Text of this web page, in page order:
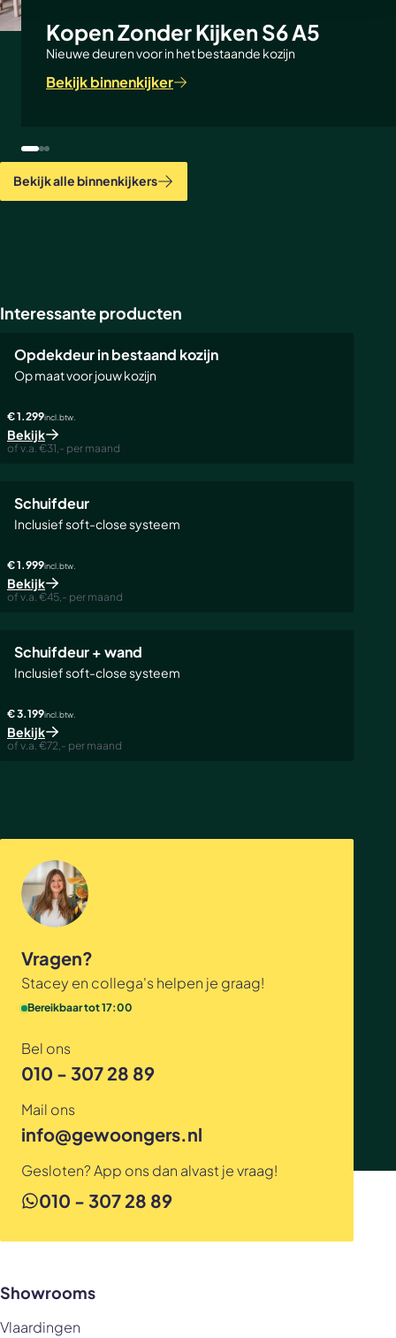
Kopen Zonder Kijken S6 A5
Nieuwe deuren voor in het bestaande kozijn
Bekijk binnenkijker
Bekijk alle binnenkijkers
Interessante producten
POPULAIR
Opdekdeur in bestaand kozijn
Op maat voor jouw kozijn
€ 1.299incl. btw.
Bekijk
of v.a. €31,- per maand
Schuifdeur
Inclusief soft-close systeem
€ 1.999incl. btw.
Bekijk
of v.a. €45,- per maand
Schuifdeur + wand
Inclusief soft-close systeem
€ 3.199incl. btw.
Bekijk
of v.a. €72,- per maand
Vragen?
Stacey en collega's helpen je graag!
Bereikbaar tot 17:00
Bel ons
010 - 307 28 89
Mail ons
info@gewoongers.nl
Gesloten? App ons dan alvast je vraag!
010 - 307 28 89
Showrooms
Vlaardingen